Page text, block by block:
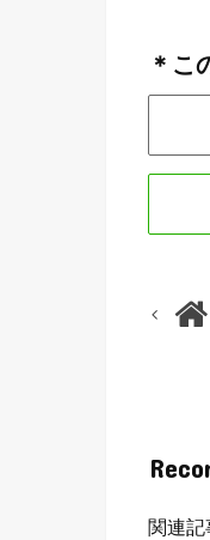
＊こ
関連記